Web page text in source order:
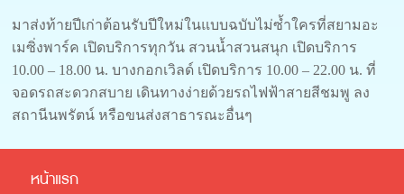
มาส่งท้ายปีเก่าต้อนรับปีใหม่ในแบบฉบับไม่ซ้ำใครที่สยามอะ
เมซิ่งพาร์ค เปิดบริการทุกวัน สวนน้ำสวนสนุก เปิดบริการ
10.00 – 18.00 น. บางกอกเวิลด์ เปิดบริการ 10.00 – 22.00 น. ที่
จอดรถสะดวกสบาย เดินทางง่ายด้วยรถไฟฟ้าสายสีชมพู ลง
สถานีนพรัตน์ หรือขนส่งสาธารณะอื่นๆ
หน้าแรก